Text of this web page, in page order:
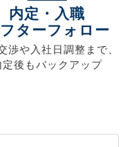
内定・入職
ターフォロー
渉や入社日調整まで、
定後もバックアップ